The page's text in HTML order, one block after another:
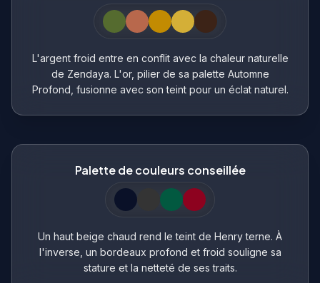
L'argent froid entre en conflit avec la chaleur naturelle
de Zendaya. L'or, pilier de sa palette Automne
Profond, fusionne avec son teint pour un éclat naturel.
Palette de couleurs conseillée
Un haut beige chaud rend le teint de Henry terne. À
l'inverse, un bordeaux profond et froid souligne sa
stature et la netteté de ses traits.